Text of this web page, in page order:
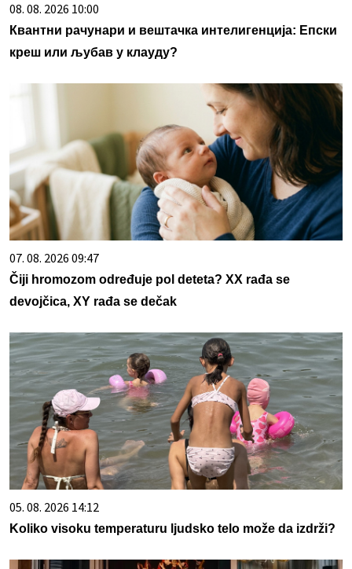
08. 08. 2026 10:00
Квантни рачунари и вештачка интелигенција: Епски
креш или љубав у клауду?
07. 08. 2026 09:47
Čiji hromozom određuje pol deteta? XX rađa se
devojčica, XY rađa se dečak
05. 08. 2026 14:12
Koliko visoku temperaturu ljudsko telo može da izdrži?